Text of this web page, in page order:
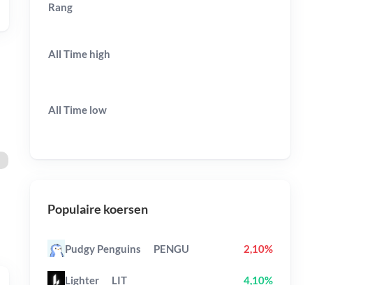
Rang
All Time high
All Time low
Populaire koersen
Pudgy Penguins PENGU 2,10%
Lighter LIT 4,10%